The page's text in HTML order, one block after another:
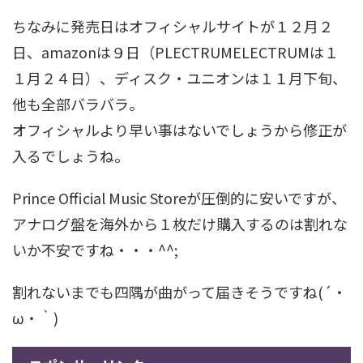
ちなみに発売日はオフィシャルサイトが１２月２
日、amazonは９日（PLECTRUMELECTRUMは１
１月２４日）、ディスク・ユニオンは１１月下旬、
他も全部バラバラ。
オフィシャルより早い事はないでしょうから修正が
入るでしょうね。
Prince Official Music Storeが圧倒的に安いですが、
アナログ盤を海外から１枚だけ購入するのは割れな
いか不安ですね・・・^^;
割れないまでも四隅が曲がって届きそうですね(´・
ω・｀)